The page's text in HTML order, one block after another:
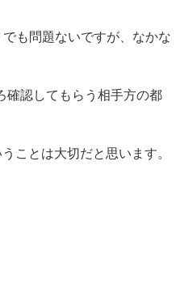
も問題ないですが、なかな
確認してもらう相手方の都
ことは大切だと思います。